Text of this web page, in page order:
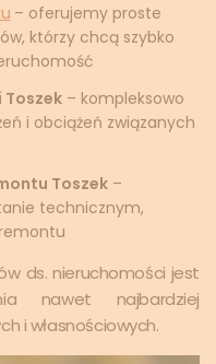
– oferujemy proste
którzy chcą szybko
Toszek – kompleksowo
i obciążeń związanych
Toszek –
technicznym,
ds. nieruchomości jest
nawet najbardziej
i własnościowych.